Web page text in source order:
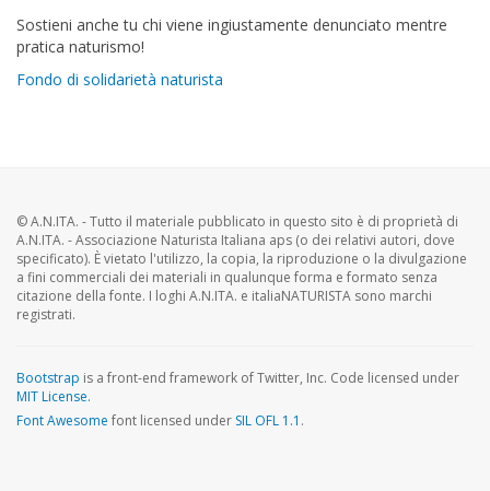
Sostieni anche tu chi viene ingiustamente denunciato mentre
pratica naturismo!
Fondo di solidarietà naturista
© A.N.ITA. - Tutto il materiale pubblicato in questo sito è di proprietà di
A.N.ITA. - Associazione Naturista Italiana aps (o dei relativi autori, dove
specificato). È vietato l'utilizzo, la copia, la riproduzione o la divulgazione
a fini commerciali dei materiali in qualunque forma e formato senza
citazione della fonte. I loghi A.N.ITA. e italiaNATURISTA sono marchi
registrati.
Bootstrap is a front-end framework of Twitter, Inc. Code licensed under
MIT License.
Font Awesome font licensed under SIL OFL 1.1 .